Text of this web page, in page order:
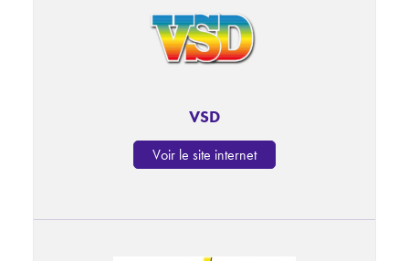
VSD
Voir le site internet